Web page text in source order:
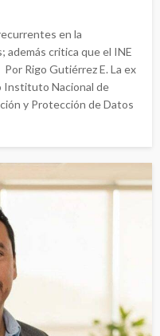
en la
además critica que el INE
Rigo Gutiérrez E. La ex
Instituto Nacional de
y Protección de Datos